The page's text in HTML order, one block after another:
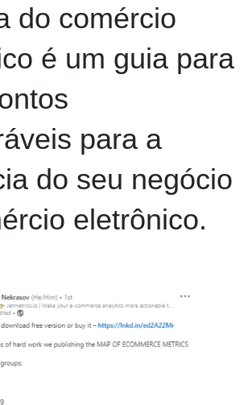
do comércio
é um guia para
para a
do seu negócio
eletrônico.